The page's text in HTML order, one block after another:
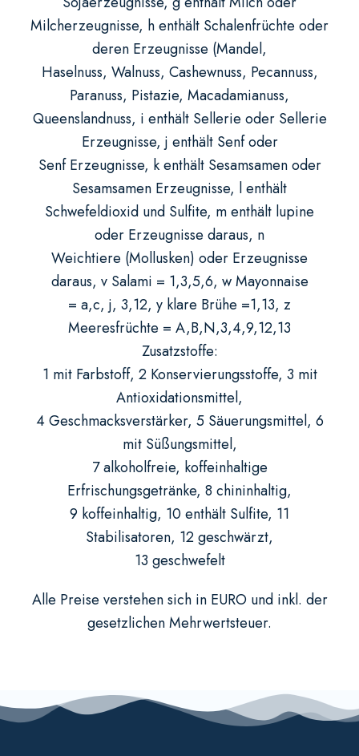
Milcherzeugnisse, h enthält Schalenfrüchte oder
deren Erzeugnisse (Mandel,
Haselnuss, Walnuss, Cashewnuss, Pecannuss,
Paranuss, Pistazie, Macadamianuss,
Queenslandnuss, i enthält Sellerie oder Sellerie
Erzeugnisse, j enthält Senf oder
Senf Erzeugnisse, k enthält Sesamsamen oder
Sesamsamen Erzeugnisse, l enthält
Schwefeldioxid und Sulfite, m enthält lupine
oder Erzeugnisse daraus, n
Weichtiere (Mollusken) oder Erzeugnisse
daraus, v Salami = 1,3,5,6, w Mayonnaise
= a,c, j, 3,12, y klare Brühe =1,13, z
Meeresfrüchte = A,B,N,3,4,9,12,13
Zusatzstoffe:
1 mit Farbstoff, 2 Konservierungsstoffe, 3 mit
Antioxidationsmittel,
4 Geschmacksverstärker, 5 Säuerungsmittel, 6
mit Süßungsmittel,
7 alkoholfreie, koffeinhaltige
Erfrischungsgetränke, 8 chininhaltig,
9 koffeinhaltig, 10 enthält Sulfite, 11
Stabilisatoren, 12 geschwärzt,
13 geschwefelt
Alle Preise verstehen sich in EURO und inkl. der
gesetzlichen Mehrwertsteuer.